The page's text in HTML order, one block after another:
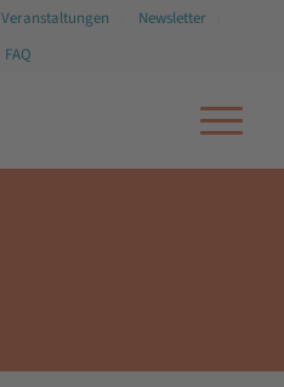
Veranstaltungen
Newsletter
FAQ